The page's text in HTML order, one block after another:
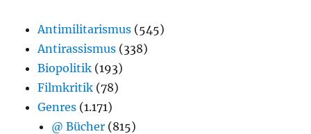
Antimilitarismus (545)
Antirassismus (338)
Biopolitik (193)
Filmkritik (78)
Genres (1.171)
@ Bücher (815)